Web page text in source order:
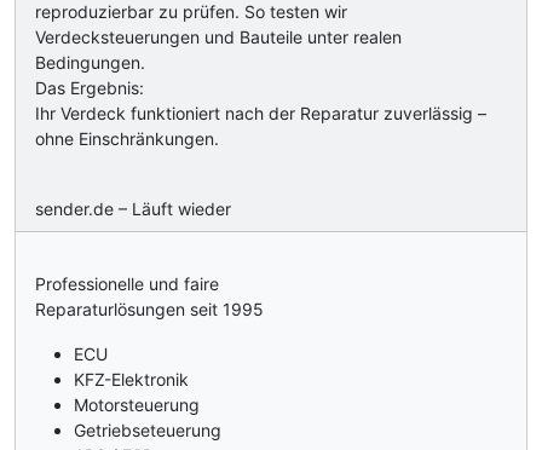
reproduzierbar zu prüfen. So testen wir
Verdecksteuerungen und Bauteile unter realen
Bedingungen.
Das Ergebnis:
Ihr Verdeck funktioniert nach der Reparatur zuverlässig –
ohne Einschränkungen.
sender.de – Läuft wieder
Professionelle und faire
Reparaturlösungen seit 1995
ECU
KFZ-Elektronik
Motorsteuerung
Getriebseteuerung